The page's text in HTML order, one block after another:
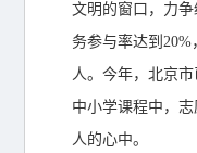
文明的窗口，力
务参与率达到20%
人。今年，北京
中小学课程中，
人的心中。